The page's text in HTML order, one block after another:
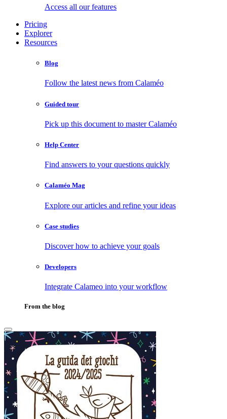
Access all our features
Pricing
Explorer
Resources
Blog
Follow the latest news from Calaméo
Guided tour
Pick up this document to master Calaméo
Help Center
Find answers to your questions quickly
Calaméo Mag
Explore our articles and refine your ideas
Case studies
Discover how to achieve your goals
Developers
Integrate Calameo into your workflow
From the blog